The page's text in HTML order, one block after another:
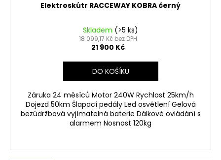
Elektroskútr RACCEWAY KOBRA černý
Skladem (>5 ks)
18 099,17 Kč bez DPH
21 900 Kč
DO KOŠÍKU
Záruka 24 měsíců Motor 240W Rychlost 25km/h
Dojezd 50km Šlapací pedály Led osvětlení Gelová
bezúdržbová vyjímatelná baterie Dálkové ovládání s
alarmem Nosnost 120kg